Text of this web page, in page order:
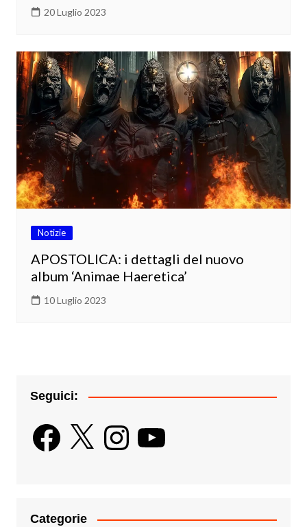
20 Luglio 2023
Notizie
APOSTOLICA: i dettagli del nuovo
album ‘Animae Haeretica’
10 Luglio 2023
Seguici:
Facebook
X InstagramYouTube
Categorie